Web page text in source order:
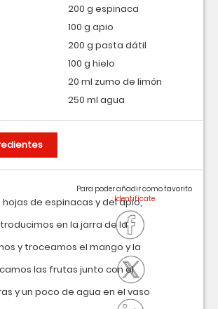
de espinacas y del apio,
en la jarra de la
y troceamos el mango y la
las frutas junto con el
y un poco de agua en el vaso
Para poder añadir como favorito
200 g espinaca
100 g apio
200 g pasta dátil
100 g hielo
20 ml zumo de limón
250 ml agua